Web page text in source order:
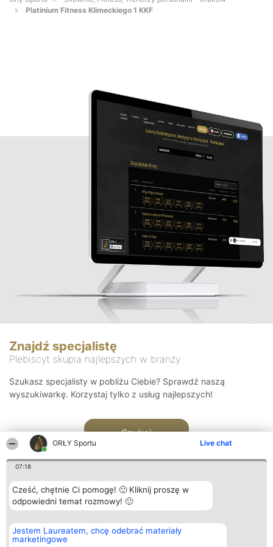
ORŁY Sportu Live chat
07:18
Cześć, chętnie Ci pomogę! 🙂 Kliknij proszę w
odpowiedni temat rozmowy! 🙂
Jestem Laureatem, chcę odebrać materiały
marketingowe
Platinium Fitness Klimeckiego 1 KKF
Znajdź specjalistę
Plebiscyt skupia najlepszych w branży
Szukasz specjalisty w pobliżu Ciebie? Sprawdź naszą
wyszukiwarkę. Korzystaj tylko z usług najlepszych!
Szukaj
Organizator plebiscytu
Bright Side Solutions sp. z o.
o. sp. k.
Plebiscyt
Laureaci
Kontakt
Kontakt